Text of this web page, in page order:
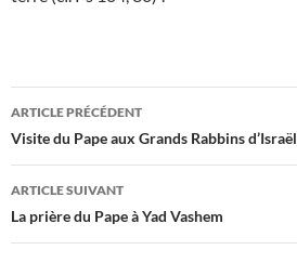
Navigation
des
articles
ARTICLE PRÉCÉDENT
Visite du Pape aux Grands Rabbins d’Israël
ARTICLE SUIVANT
La prière du Pape à Yad Vashem